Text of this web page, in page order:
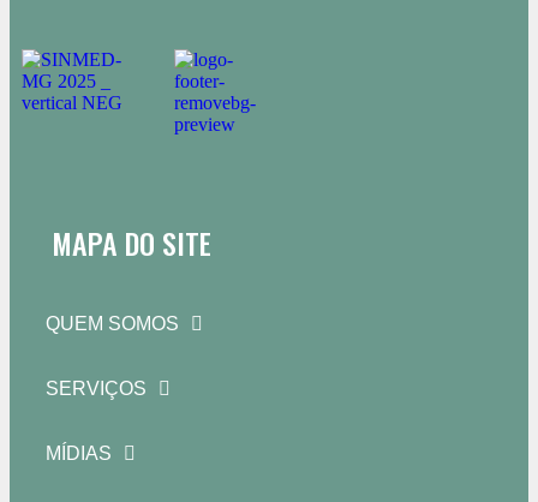
MAPA DO SITE
QUEM SOMOS
SERVIÇOS
MÍDIAS